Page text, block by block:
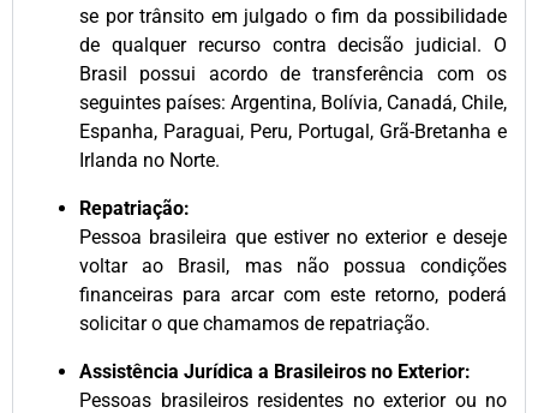
se por trânsito em julgado o fim da possibilidade
de qualquer recurso contra decisão judicial. O
Brasil possui acordo de transferência com os
seguintes países: Argentina, Bolívia, Canadá, Chile,
Espanha, Paraguai, Peru, Portugal, Grã-Bretanha e
Irlanda no Norte.
Repatriação:
Pessoa brasileira que estiver no exterior e deseje
voltar ao Brasil, mas não possua condições
financeiras para arcar com este retorno, poderá
solicitar o que chamamos de repatriação.
Assistência Jurídica a Brasileiros no Exterior:
Pessoas brasileiros residentes no exterior ou no